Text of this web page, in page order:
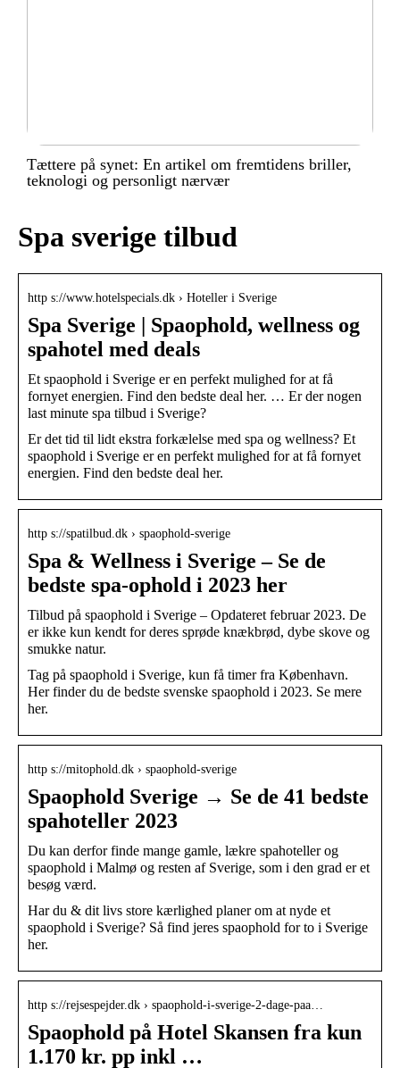
Tættere på synet: En artikel om fremtidens briller,
teknologi og personligt nærvær
Spa sverige tilbud
http s://www.hotelspecials.dk › Hoteller i Sverige
Spa Sverige | Spaophold, wellness og
spahotel med deals
Et spaophold i Sverige er en perfekt mulighed for at få
fornyet energien. Find den bedste deal her. … Er der nogen
last minute spa tilbud i Sverige?
Er det tid til lidt ekstra forkælelse med spa og wellness? Et
spaophold i Sverige er en perfekt mulighed for at få fornyet
energien. Find den bedste deal her.
http s://spatilbud.dk › spaophold-sverige
Spa & Wellness i Sverige – Se de
bedste spa-ophold i 2023 her
Tilbud på spaophold i Sverige – Opdateret februar 2023. De
er ikke kun kendt for deres sprøde knækbrød, dybe skove og
smukke natur.
Tag på spaophold i Sverige, kun få timer fra København.
Her finder du de bedste svenske spaophold i 2023. Se mere
her.
http s://mitophold.dk › spaophold-sverige
Spaophold Sverige → Se de 41 bedste
spahoteller 2023
Du kan derfor finde mange gamle, lækre spahoteller og
spaophold i Malmø og resten af Sverige, som i den grad er et
besøg værd.
Har du & dit livs store kærlighed planer om at nyde et
spaophold i Sverige? Så find jeres spaophold for to i Sverige
her.
http s://rejsespejder.dk › spaophold-i-sverige-2-dage-paa…
Spaophold på Hotel Skansen fra kun
1.170 kr. pp inkl …